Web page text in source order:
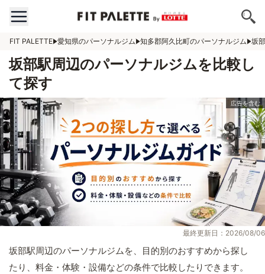
FIT PALETTE 愛知県のパーソナルジム 知多郡阿久比町のパーソナルジム 坂
坂部駅周辺のパーソナルジムを比較し
て探す
最終更新日：2026/08/06
坂部駅周辺のパーソナルジムを、目的別のおすすめから探し
たり、料金・体験・設備などの条件で比較したりできます。